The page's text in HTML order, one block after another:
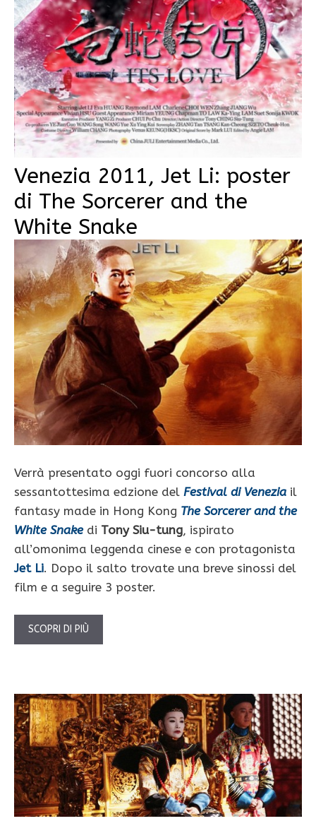
Venezia 2011, Jet Li: poster
di The Sorcerer and the
White Snake
Verrà presentato oggi fuori concorso alla
sessantottesima edzione del Festival di Venezia il
fantasy made in Hong Kong The Sorcerer and the
White Snakedi Tony Siu-tung, ispirato
all’omonima leggenda cinese e con protagonista
Jet Li. Dopo il salto trovate una breve sinossi del
film e a seguire 3 poster.
SCOPRI DI PIÙ